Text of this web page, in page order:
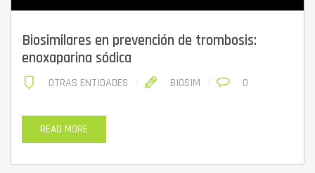
Biosimilares en prevención de trombosis:
enoxaparina sódica
OTRAS ENTIDADES BIOSIM 0
READ MORE